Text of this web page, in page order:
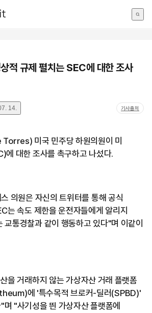
적 규제 펼치는 SEC에 대한 조사
14. 기사출처
미국 민주당 하원의원이 미
에 대한 조사를 촉구하고 나섰다.
의원은 자신의 트위터를 통해 공식
는 속도 제한을 운전자들에게 알리지
교통경찰과 같이 행동하고 있다"며 이같이
을 거래하지 않는 가상자산 거래 플랫폼
에 '특수목적 브로커-딜러(SPBD)'
"사기성을 띈 가상자산 플랫폼에